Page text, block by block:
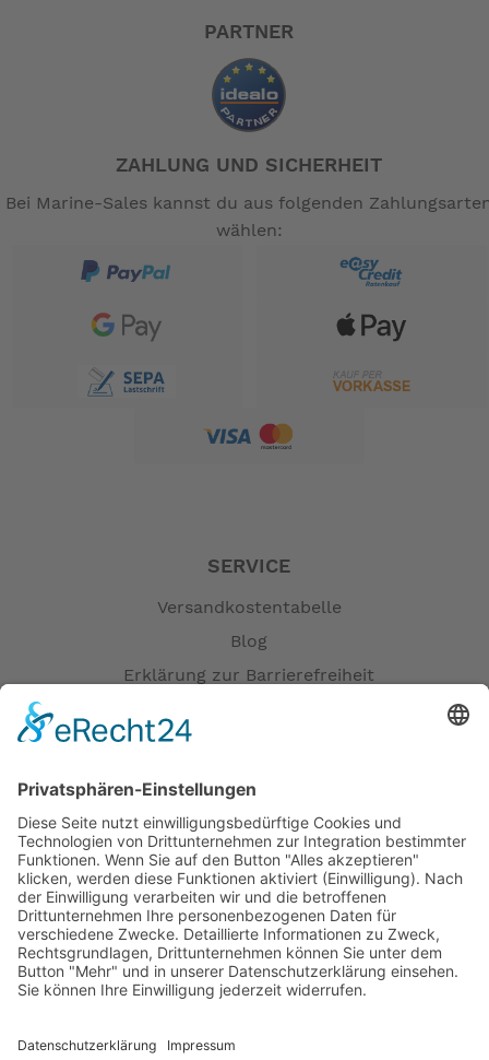
PARTNER
ZAHLUNG UND SICHERHEIT
Bei Marine-Sales kannst du aus folgenden
wählen:
SERVICE
Versandkostentabelle
Blog
Erklärung zur Barrierefreiheit
Verfügbarkeiten
Zahlung und Versand
Datenschutz
Fernabsatz
Widerrufsrecht MS
Widerrufsrecht bei Dienstleistungen